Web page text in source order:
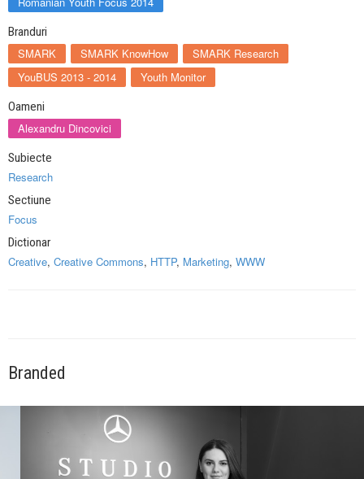
Branduri
SMARK SMARK KnowHow
SMARK Research
YouBUS 2013 - 2014
Youth Monitor
Oameni
Alexandru Dincovici
Subiecte
Research
Sectiune
Focus
Dictionar
Creative, Creative Commons, HTTP, Marketing, WWW
Branded